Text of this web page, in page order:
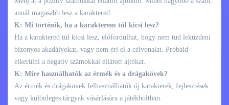
annál magasabb lesz a karaktered.
K: Mi történik, ha a karakterem túl kicsi lesz?
Ha a karaktered túl kicsi lesz, előfordulhat, hogy nem tud leküzdeni
bizonyos akadályokat, vagy nem éri el a célvonalat. Próbáld
elkerülni a negatív számokkal ellátott ajtókat.
K: Mire használhatók az érmék és a drágakövek?
Az érmék és drágakövek felhasználhatók új karakterek, fejlesztések
vagy különleges tárgyak vásárlására a játékboltban.